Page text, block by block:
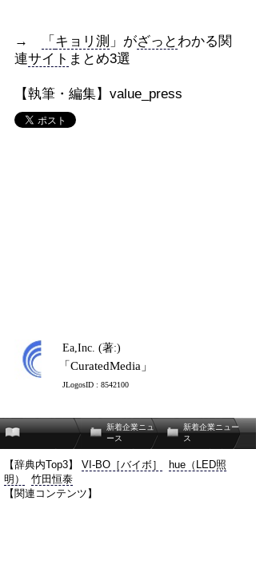
→ 「 キョリ測 」がざっとわかる関
連サイト まとめ3選
【執筆・編集】value_press
Ea,Inc. (著:)
「CuratedMedia」
JLogosID : 8542100
新着企業ニュ
ース
新着企業ニュー
ス
【辞典内Top3】 VI-BO［バイボ］
hue（LED照
明）
竹田恒泰
【関連コンテンツ】